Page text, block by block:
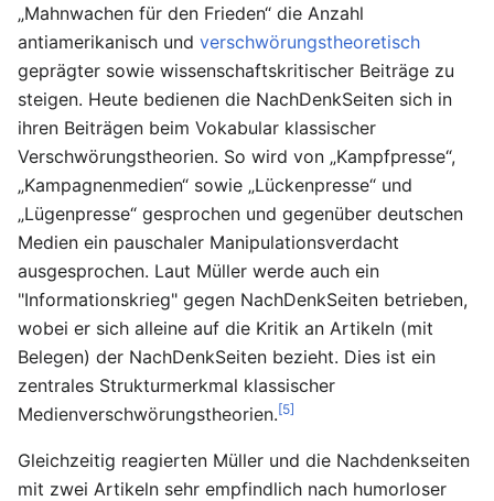
„Mahnwachen für den Frieden“ die Anzahl
antiamerikanisch und verschwörungstheoretisch
geprägter sowie wissenschaftskritischer Beiträge zu
steigen. Heute bedienen die NachDenkSeiten sich in
ihren Beiträgen beim Vokabular klassischer
Verschwörungstheorien. So wird von „Kampfpresse“,
„Kampagnenmedien“ sowie „Lückenpresse“ und
„Lügenpresse“ gesprochen und gegenüber deutschen
Medien ein pauschaler Manipulationsverdacht
ausgesprochen. Laut Müller werde auch ein
"Informationskrieg" gegen NachDenkSeiten betrieben,
wobei er sich alleine auf die Kritik an Artikeln (mit
Belegen) der NachDenkSeiten bezieht. Dies ist ein
zentrales Strukturmerkmal klassischer
Medienverschwörungstheorien.[5]
Gleichzeitig reagierten Müller und die Nachdenkseiten
mit zwei Artikeln sehr empfindlich nach humorloser